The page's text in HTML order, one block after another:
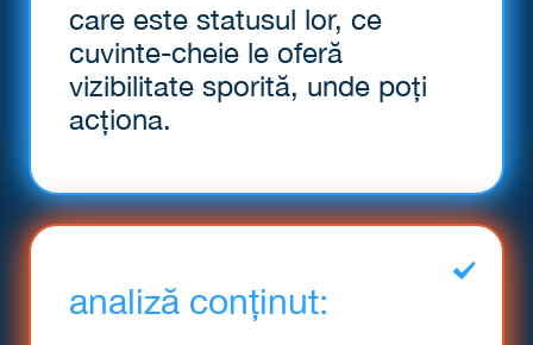
care este statusul lor, ce
cuvinte-cheie le oferă
vizibilitate sporită, unde poți
acționa.
analiză conținut: